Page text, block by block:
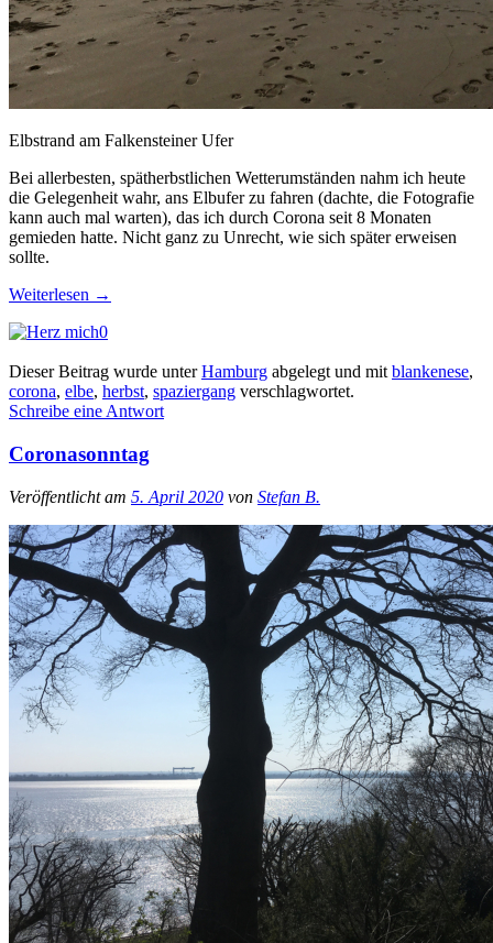
Elbstrand am Falkensteiner Ufer
Bei allerbesten, spätherbstlichen Wetterumständen nahm ich heute
die Gelegenheit wahr, ans Elbufer zu fahren (dachte, die Fotografie
kann auch mal warten), das ich durch Corona seit 8 Monaten
gemieden hatte. Nicht ganz zu Unrecht, wie sich später erweisen
sollte.
Weiterlesen →
0
Dieser Beitrag wurde unterHamburg abgelegt und mitblankenese,
corona, elbe, herbst, spaziergang verschlagwortet.
Schreibe eine Antwort
Coronasonntag
Veröffentlicht am 5. April 2020 von Stefan B.